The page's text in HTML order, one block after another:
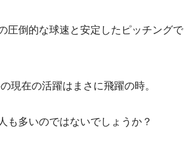
圧倒的な球速と安定したピッチングで
現在の活躍はまさに飛躍の時。
も多いのではないでしょうか？